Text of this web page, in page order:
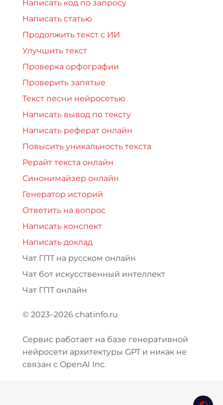
Написать код по запросу
Написать статью
Продолжить текст с ИИ
Улучшить текст
Проверка орфографии
Проверить запятые
Текст песни нейросетью
Написать вывод по тексту
Написать реферат онлайн
Повысить уникальность текста
Рерайт текста онлайн
Синонимайзер онлайн
Генератор историй
Ответить на вопрос
Написать конспект
Написать доклад
Чат ГПТ на русском онлайн
Чат бот искусственный интеллект
Чат ГПТ онлайн
© 2023–2026 chatinfo.ru
Сервис работает на базе генеративной
нейросети архитектуры GPT и никак не
связан с OpenAI Inc.